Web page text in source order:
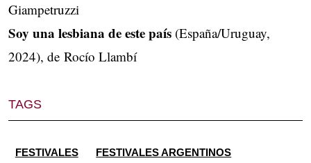
Giampetruzzi
Soy una lesbiana de este país (España/Uruguay,
2024), de Rocío Llambí
TAGS
FESTIVALES
FESTIVALES ARGENTINOS